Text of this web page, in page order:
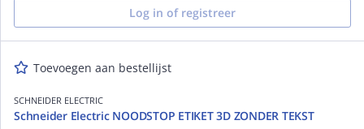
Log in of registreer
Toevoegen aan bestellijst
SCHNEIDER ELECTRIC
Schneider Electric NOODSTOP ETIKET 3D ZONDER TEKST